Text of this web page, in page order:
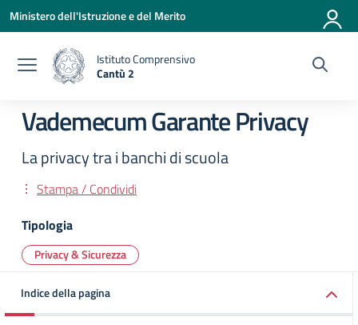
Vai ai contenuti
Vai al menu di navigazione
Vai al footer
Ministero dell'Istruzione e del Merito
Istituto Comprensivo
Cantù 2
Vademecum Garante Privacy
La privacy tra i banchi di scuola
Stampa / Condividi
Tipologia
Privacy & Sicurezza
Indice della pagina